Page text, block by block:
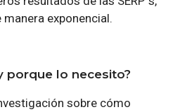
manera exponencial.
porque lo necesito?
sobre cómo